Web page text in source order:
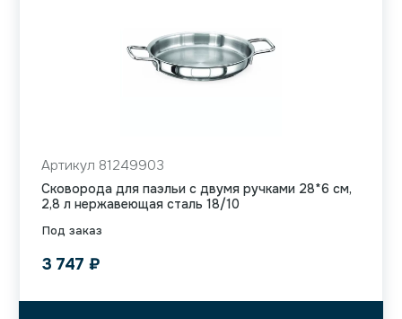
Под заказ
Артикул 81249903
Сковорода для паэльи с двумя ручками 28*6 см,
2,8 л нержавеющая сталь 18/10
3 747 ₽